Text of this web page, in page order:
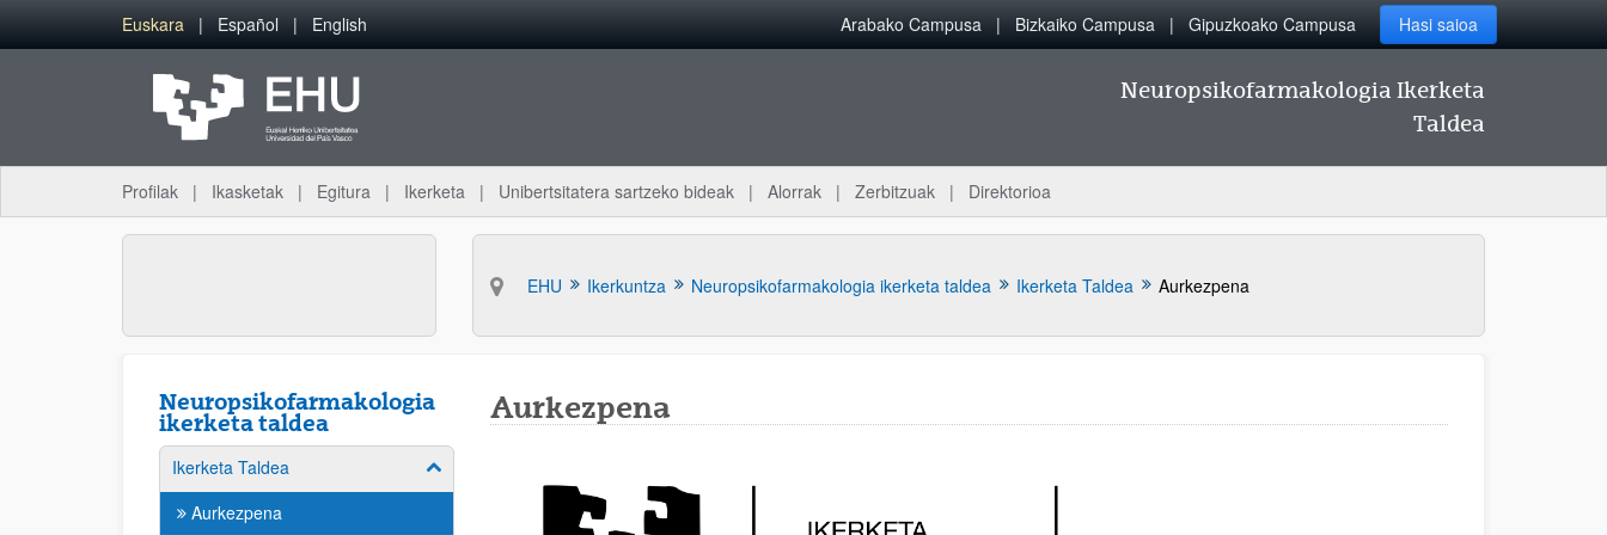
Eduki nagusira joan
Euskara Español English Arabako Campusa Bizkaiko Campusa Gipuzkoako Campusa Hasi saioa
Neuropsikofarmakologia Ikerketa
Taldea
Profilak Ikasketak Egitura Ikerketa Unibertsitatera sartzeko bideak Alorrak Zerbitzuak Direktorioa
EHU Ikerkuntza Neuropsikofarmakologia ikerketa taldea Ikerketa Taldea Aurkezpena
Neuropsikofarmakologia
ikerketa taldea
Ikerketa Taldea Erakutsi/izkutatu azpiorriak
Aurkezpena
Aurkezpena